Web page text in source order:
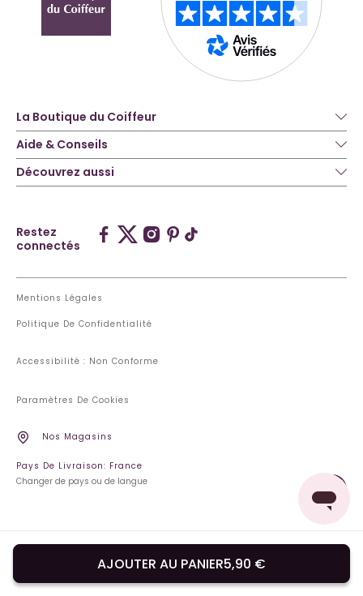
AJOUTER AU PANIER5,90 €
La Boutique du Coiffeur
Aide & Conseils
Découvrez aussi
Restez
connectés
Mentions Légales
Politique De Confidentialité
Accessibilité : Non Conforme
Paramètres De Cookies
Nos Magasins
Pays De Livraison: France
Changer de pays ou de langue